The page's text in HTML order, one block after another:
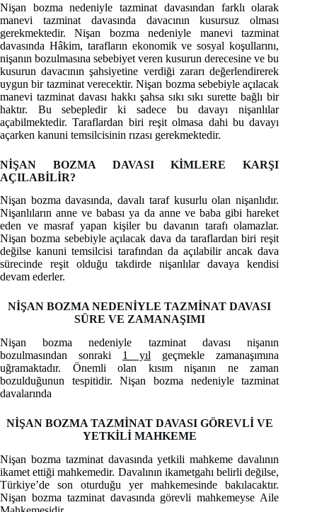
Nişan bozma nedeniyle tazminat davasından farklı olarak
manevi tazminat davasında davacının kusursuz olması
gerekmektedir. Nişan bozma nedeniyle manevi tazminat
davasında Hâkim, tarafların ekonomik ve sosyal koşullarını,
nişanın bozulmasına sebebiyet veren kusurun derecesine ve bu
kusurun davacının şahsiyetine verdiği zararı değerlendirerek
uygun bir tazminat verecektir. Nişan bozma sebebiyle açılacak
manevi tazminat davası hakkı şahsa sıkı sıkı surette bağlı bir
haktır. Bu sebepledir ki sadece bu davayı nişanlılar
açabilmektedir. Taraflardan biri reşit olmasa dahi bu davayı
açarken kanuni temsilcisinin rızası gerekmektedir.
NİŞAN BOZMA DAVASI KİMLERE KARŞI
AÇILABİLİR?
Nişan bozma davasında, davalı taraf kusurlu olan nişanlıdır.
Nişanlıların anne ve babası ya da anne ve baba gibi hareket
eden ve masraf yapan kişiler bu davanın tarafı olamazlar.
Nişan bozma sebebiyle açılacak dava da taraflardan biri reşit
değilse kanuni temsilcisi tarafından da açılabilir ancak dava
sürecinde reşit olduğu takdirde nişanlılar davaya kendisi
devam ederler.
NİŞAN BOZMA NEDENİYLE TAZMİNAT DAVASI
SÜRE VE ZAMANAŞIMI
Nişan bozma nedeniyle tazminat davası nişanın
bozulmasından sonraki 1 yıl geçmekle zamanaşımına
uğramaktadır. Önemli olan kısım nişanın ne zaman
bozulduğunun tespitidir. Nişan bozma nedeniyle tazminat
davalarında
NİŞAN BOZMA TAZMİNAT DAVASI GÖREVLİ VE
YETKİLİ MAHKEME
Nişan bozma tazminat davasında yetkili mahkeme davalının
ikamet ettiği mahkemedir. Davalının ikametgahı belirli değilse,
Türkiye’de son oturduğu yer mahkemesinde bakılacaktır.
Nişan bozma tazminat davasında görevli mahkemeyse Aile